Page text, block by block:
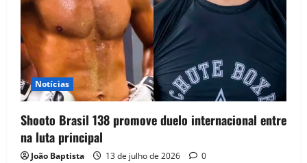
Notícias
Shooto Brasil 138 promove duelo internacional entre
na luta principal
João Baptista 13 de julho de 2026 0